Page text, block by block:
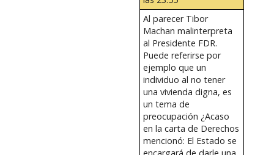
Al parecer Tibor
Machan malinterpreta
al Presidente FDR.
Puede referirse por
ejemplo que un
individuo al no tener
una vivienda digna, es
un tema de
preocupación ¿Acaso
en la carta de Derechos
mencionó: El Estado se
encargará de darle una